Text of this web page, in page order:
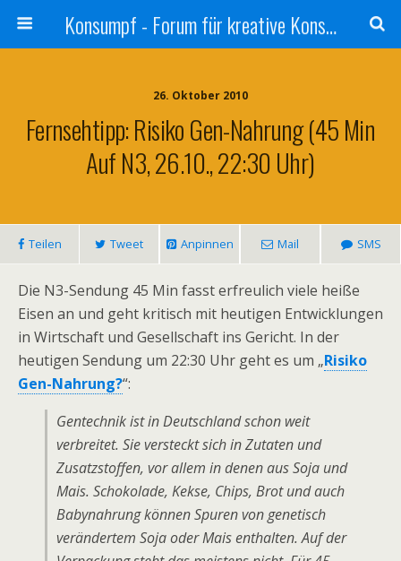
Konsumpf - Forum für kreative Konsumkritik - Culture Jamming, Nachhaltigkeit, Konzernkritik, Adbusting
26. Oktober 2010
Fernsehtipp: Risiko Gen-Nahrung (45 Min
Auf N3, 26.10., 22:30 Uhr)
Teilen Tweet Anpinnen Mail SMS
Die N3-Sendung 45 Min fasst erfreulich viele heiße
Eisen an und geht kritisch mit heutigen Entwicklungen
in Wirtschaft und Gesellschaft ins Gericht. In der
heutigen Sendung um 22:30 Uhr geht es um „Risiko
Gen-Nahrung?“:
Gentechnik ist in Deutschland schon weit
verbreitet. Sie versteckt sich in Zutaten und
Zusatzstoffen, vor allem in denen aus Soja und
Mais. Schokolade, Kekse, Chips, Brot und auch
Babynahrung können Spuren von genetisch
verändertem Soja oder Mais enthalten. Auf der